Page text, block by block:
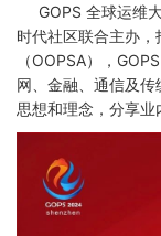
GOPS 全球运维
时代社区联合主办
（OOPSA），
网、金融、通信及
思想和理念，分享业